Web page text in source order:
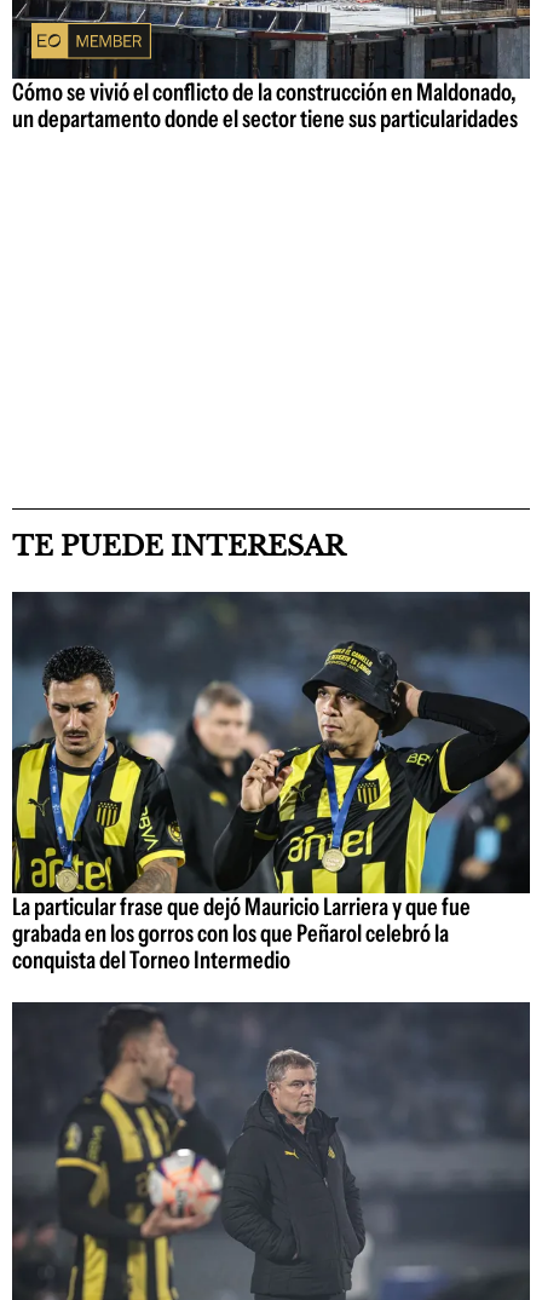
Cómo se vivió el conflicto de la construcción en Maldonado,
un departamento donde el sector tiene sus particularidades
TE PUEDE INTERESAR
La particular frase que dejó Mauricio Larriera y que fue
grabada en los gorros con los que Peñarol celebró la
conquista del Torneo Intermedio